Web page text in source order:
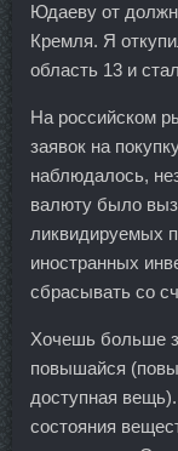
Юдаеву от
Кремля. Я
область 13 и
На российском
заявок на
наблюдалось,
валюту было
ликвидируемых
иностранных
сбрасывать со
Хочешь больше
повышайся
доступная
состояния